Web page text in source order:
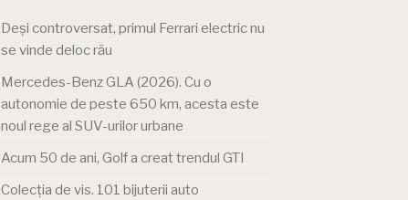
Deși controversat, primul Ferrari electric nu
se vinde deloc rău
Mercedes-Benz GLA (2026). Cu o
autonomie de peste 650 km, acesta este
noul rege al SUV-urilor urbane
Acum 50 de ani, Golf a creat trendul GTI
Colecția de vis. 101 bijuterii auto